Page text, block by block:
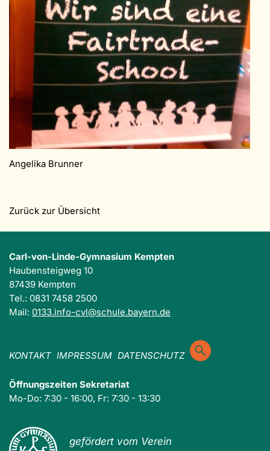
Angelika Brunner
Zurück zur Übersicht
Carl-von-Linde-Gymnasium Kempten
Haubensteigweg 10
87439 Kempten
Tel.: 0831 7458 2500
Mail: 0133.info-cvl@schule.bayern.de
KONTAKT IMPRESSUM DATENSCHUTZ
Öffnungszeiten Sekretariat
Mo-Do: 7:30 - 16:00, Fr: 7:30 - 13:30
gefördert vom Verein